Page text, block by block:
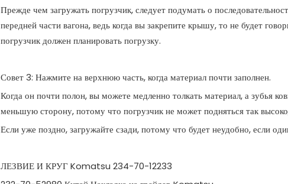
Прежде чем загружать погрузчик, следует подумать о
передней части вагона, ведь когда вы закрепите крышу, то не будет
погрузчик должен планировать погрузку.
Совет 3: Нажмите на верхнюю часть, когда материал почти заполнен.
Когда он почти полон, вы можете медленно толкать материал, а зубья
меньшую сторону, потому что погрузчик не может подняться так
Если уже поздно, загружайте сзади, потому что будет неудобно, если
ЛЕЗВИЕ И КРУГ Komatsu 234-70-12233